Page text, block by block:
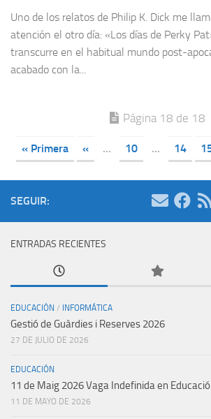
Uno de los relatos de Philip K. Dick me
atención el otro día: «Los días de Perky
transcurre en el habitual mundo post-
acabado con la...
Página 18 de 18
« Primera « ... 10 ... 14
SEGUIR:
ENTRADAS RECIENTES
EDUCACIÓN / INFORMÁTICA
Gestió de Guàrdies i Reserves 2026
27 DE JULIO DE 2026
EDUCACIÓN
11 de Maig 2026 Vaga Indefinida en Educació
11 DE MAYO DE 2026